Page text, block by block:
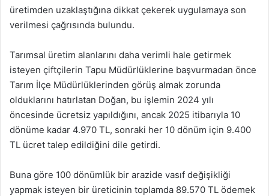
üretimden uzaklaştığına dikkat çekerek uygulamaya son
verilmesi çağrısında bulundu.
Tarımsal üretim alanlarını daha verimli hale getirmek
isteyen çiftçilerin Tapu Müdürlüklerine başvurmadan önce
Tarım İlçe Müdürlüklerinden görüş almak zorunda
olduklarını hatırlatan Doğan, bu işlemin 2024 yılı
öncesinde ücretsiz yapıldığını, ancak 2025 itibarıyla 10
dönüme kadar 4.970 TL, sonraki her 10 dönüm için 9.400
TL ücret talep edildiğini dile getirdi.
Buna göre 100 dönümlük bir arazide vasıf değişikliği
yapmak isteyen bir üreticinin toplamda 89.570 TL ödemek